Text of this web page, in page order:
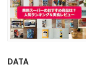
DATA